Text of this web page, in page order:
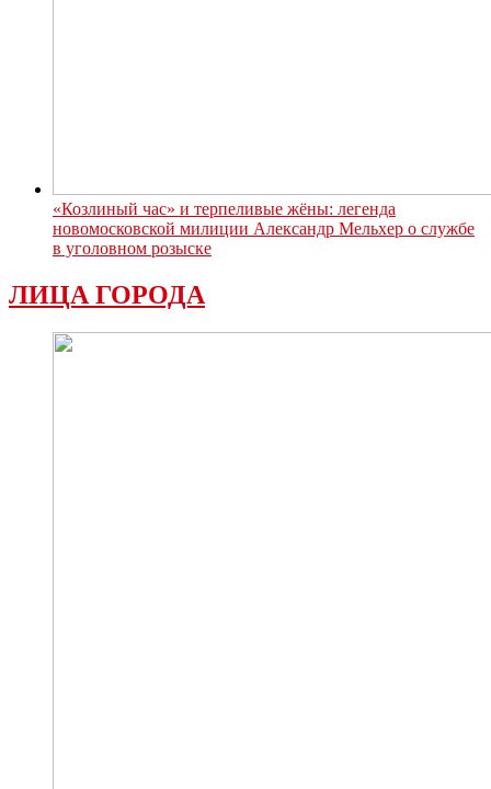
«Козлиный час» и терпеливые жёны: легенда
новомосковской милиции Александр Мельхер о службе
в уголовном розыске
ЛИЦА ГОРОДА